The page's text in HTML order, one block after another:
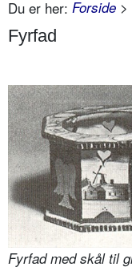
Du er her: Forside
Fyrfad
Fyrfad med skål til